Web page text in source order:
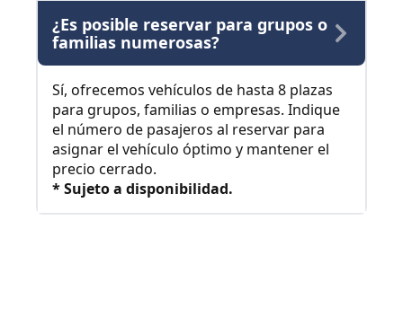
¿Es posible reservar para grupos o
familias numerosas?
Sí, ofrecemos vehículos de hasta 8 plazas
para grupos, familias o empresas. Indique
el número de pasajeros al reservar para
asignar el vehículo óptimo y mantener el
precio cerrado.
* Sujeto a disponibilidad.